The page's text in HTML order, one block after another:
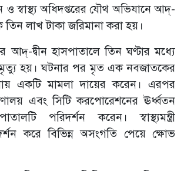
স্বাস্থ্য অধিদপ্তরের যৌথ অভিযানে আদ্-
তিন লাখ টাকা জরিমানা করা হয়।
দ্বীন হাসপাতালে তিন ঘণ্টার মধ্যে
হয়। ঘটনার পর মৃত এক নবজাতকের
একটি মামলা দায়ের করেন। এরপর
এবং সিটি করপোরেশনের ঊর্ধ্বতন
পরিদর্শন করেন। স্বাস্থ্যমন্ত্রী
করে বিভিন্ন অসংগতি পেয়ে ক্ষোভ